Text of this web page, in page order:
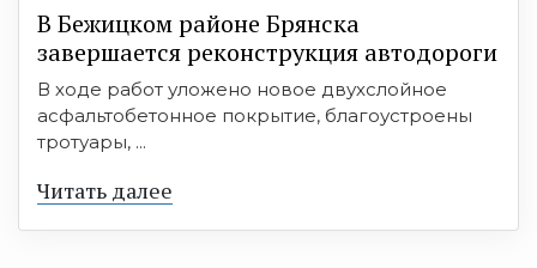
В Бежицком районе Брянска
завершается реконструкция автодороги
В ходе работ уложено новое двухслойное
асфальтобетонное покрытие, благоустроены
тротуары, ...
Читать далее